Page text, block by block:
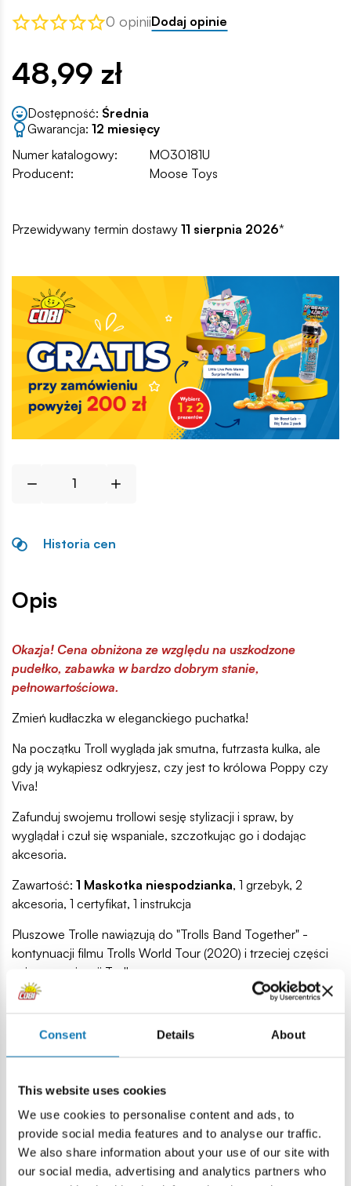
Consent Details About
This website uses cookies
We use cookies to personalise content and ads, to
provide social media features and to analyse our traffic.
We also share information about your use of our site with
our social media, advertising and analytics partners who
0 opiniiDodaj opinie
48,99 zł
Dostępność: Średnia
Gwarancja: 12 miesięcy
Numer katalogowy:
MO30181U
Producent:
Moose Toys
Przewidywany termin dostawy 11 sierpnia 2026*
Historia cen
Opis
Okazja! Cena obniżona ze względu na uszkodzone
pudełko, zabawka w bardzo dobrym stanie,
pełnowartościowa.
Zmień kudłaczka w eleganckiego puchatka!
Na początku Troll wygląda jak smutna, futrzasta kulka, ale
gdy ją wykąpiesz odkryjesz, czy jest to królowa Poppy czy
Viva!
Zafunduj swojemu trollowi sesję stylizacji i spraw, by
wyglądał i czuł się wspaniale, szczotkując go i dodając
akcesoria.
Zawartość: 1 Maskotka niespodzianka, 1 grzebyk, 2
akcesoria, 1 certyfikat, 1 instrukcja
Pluszowe Trolle nawiązują do "Trolls Band Together" -
kontynuacji filmu Trolls World Tour (2020) i trzeciej części
animowanej serii Trolls.
Lokalizacja produktu:
Strona główna Outlet
Ostrzeżenie
Nieodpowiednie dla dzieci w wieku poniżej 10 miesięcy ze